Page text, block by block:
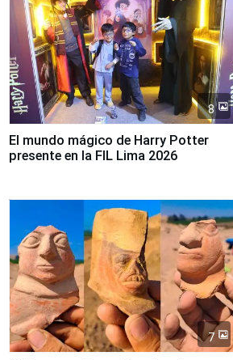
8
El mundo mágico de Harry Potter
presente en la FIL Lima 2026
7